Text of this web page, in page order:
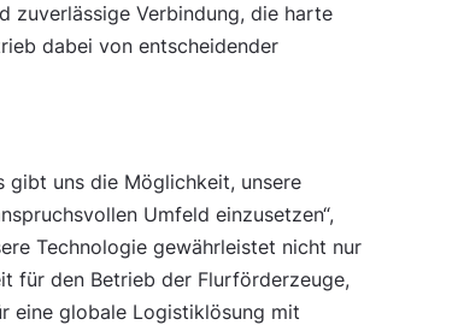
zuverlässige Verbindung, die harte
dabei von entscheidender
gibt uns die Möglichkeit, unsere
Umfeld einzusetzen“,
Technologie gewährleistet nicht nur
für den Betrieb der Flurförderzeuge,
eine globale Logistiklösung mit